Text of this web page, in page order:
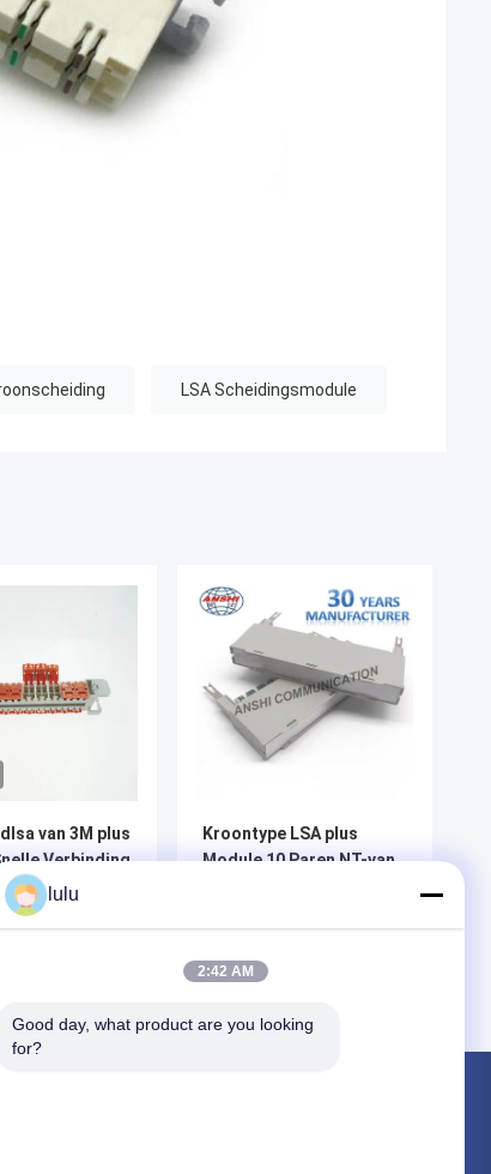
LSA Scheidingsmodule
van 3M plus
Verbinding
Gevuld Gel
Prijs
Kroontype LSA plus
Module 10 Paren NT-van
lulu
2:42 AM
Good day, what product are you looking
for?